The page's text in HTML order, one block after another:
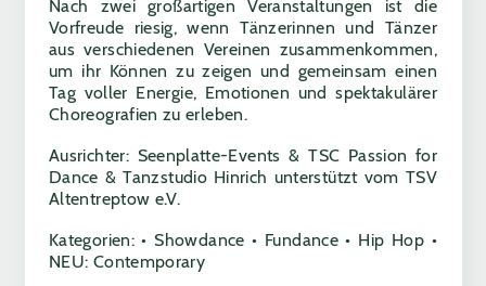
Nach zwei großartigen Veranstaltungen ist die
Vorfreude riesig, wenn Tänzerinnen und Tänzer
aus verschiedenen Vereinen zusammenkommen,
um ihr Können zu zeigen und gemeinsam einen
Tag voller Energie, Emotionen und spektakulärer
Choreografien zu erleben.
Ausrichter: Seenplatte-Events & TSC Passion for
Dance & Tanzstudio Hinrich unterstützt vom TSV
Altentreptow e.V.
Kategorien: • Showdance • Fundance • Hip Hop •
NEU: Contemporary